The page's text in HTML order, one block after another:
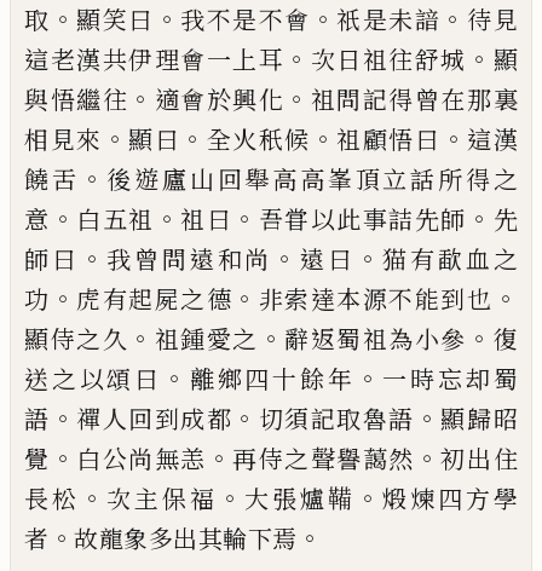
取 。 顯笑曰 。 我不是不會 。 祇是未諳 。 待 見
這老漢共伊理會一上耳 。 次日祖往舒城 。 顯
與悟繼往 。 適會於興化 。 祖問記得曾在那裏
相見來 。 顯曰 。 全火秖候 。 祖顧悟曰 。 這漢
饒舌 。 後遊廬山回舉高高峯頂立話所得之
意 。 白五祖 。 祖曰 。 吾甞以此事詰先師 。 先
師曰 。 我曾問遠和尚 。 遠曰 。猫有歃血之
功 。 虎有起屍之德 。 非索達本源不能到也 。
顯侍之久 。 祖鍾愛之 。 辭返蜀祖為小參 。 復
送之以頌曰 。 離鄉四十餘年 。 一時忘却蜀
語 。 禪人回到成都 。 切須記取魯語 。 顯歸昭
覺 。 白公尚無恙 。再侍之聲譽藹然 。初出住
長松 。 次主保福 。 大張爐鞴 。煅煉四方學
者 。 故龍象多出其輪下焉 。